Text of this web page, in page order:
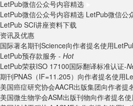
LetPub微信公众号内容精选
LetPub微信公众号内容精选 LetPub微信公
LetPub SCI讲座资料下载
资讯及优惠
国际著名期刊Science向作者提名使用
LetPub预存款服务 - Hot
LetPub荣获ISO 17100国际翻译标准认证-
期刊PNAS（IF=11.205）向作者提名使用
美国癌症研究协会AACR出版集团向作者提
美国微生物学会ASM出版刊物向作者提名